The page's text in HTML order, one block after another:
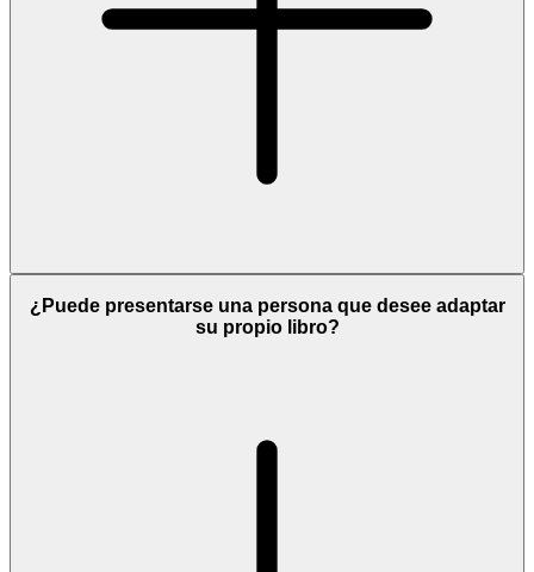
¿Puede presentarse una persona que desee adaptar
su propio libro?